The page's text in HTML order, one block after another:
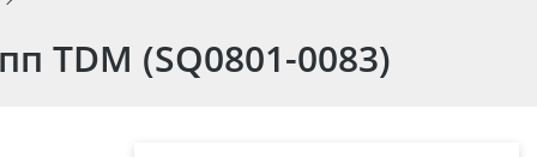
TDM (SQ0801-0083)